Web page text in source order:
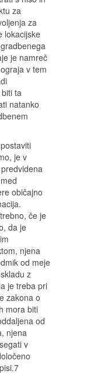
za
za
lokacijske
je namreč
v tem
ta
natanko
je v
običajno
če je
da je
njena
od meje
z
je treba pri
zakona o
mora biti
od
njena
v